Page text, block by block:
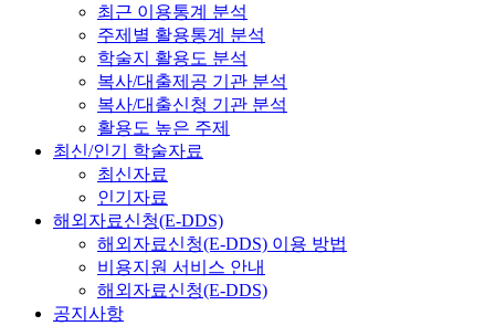
최근 이용통계 분석
주제별 활용통계 분석
학술지 활용도 분석
복사/대출제공 기관 분석
복사/대출신청 기관 분석
활용도 높은 주제
최신/인기 학술자료
최신자료
인기자료
해외자료신청(E-DDS)
해외자료신청(E-DDS) 이용 방법
비용지원 서비스 안내
해외자료신청(E-DDS)
공지사항